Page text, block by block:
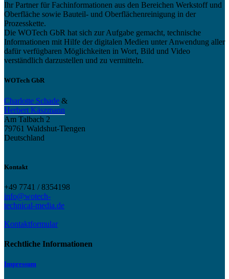
Ihr Partner für Fachinformationen aus den Bereichen Werkstoff und
Oberfläche sowie Bauteil- und Oberflächenreinigung in der
Prozesskette.
Die WOTech GbR hat sich zur Aufgabe gemacht, technische
Informationen mit Hilfe der digitalen Medien unter Anwendung aller
dafür verfügbaren Möglichkeiten in Wort, Bild und Video
verständlich darzustellen und zu vermitteln.
WOTech GbR
Charlotte Schade &
Herbert Käszmann
Am Talbach 2
79761 Waldshut-Tiengen
Deutschland
Kontakt
+49 7741 / 8354198
info@wotech-
technical-media.de
Kontaktformular
Rechtliche Informationen
Impressum